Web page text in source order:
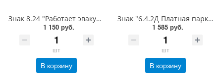
Знак 8.24 "Работает эвакуатор", 350*700, Тип А Коммерческая (3 года),металл 0.8 мм
1 150 руб.
шт
В корзину
Знак "6.4.2Д Платная парковка для автотранспорта»,B=600,Тип А Коммерческая (3 года),металл 0.8 мм
1 585 руб.
шт
В корзину